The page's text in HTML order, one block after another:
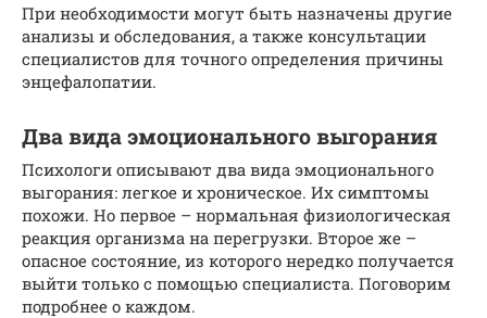
При необходимости могут быть назначены другие
анализы и обследования, а также консультации
специалистов для точного определения причины
энцефалопатии.
Два вида эмоционального выгорания
Психологи описывают два вида эмоционального
выгорания: легкое и хроническое. Их симптомы
похожи. Но первое – нормальная физиологическая
реакция организма на перегрузки. Второе же –
опасное состояние, из которого нередко получается
выйти только с помощью специалиста. Поговорим
подробнее о каждом.